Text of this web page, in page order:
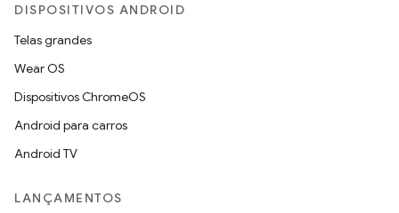
DISPOSITIVOS ANDROID
Telas grandes
Wear OS
Dispositivos ChromeOS
Android para carros
Android TV
LANÇAMENTOS